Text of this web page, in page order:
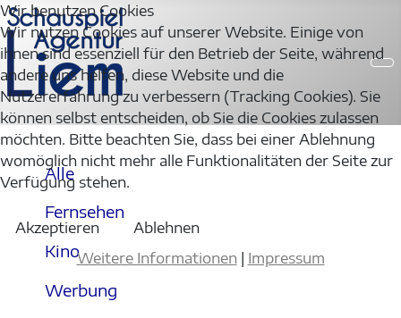
Alle
Fernsehen
Kino
Werbung
Wir benutzen Cookies
Wir nutzen Cookies auf unserer Website. Einige von
ihnen sind essenziell für den Betrieb der Seite, während
andere uns helfen, diese Website und die
Nutzererfahrung zu verbessern (Tracking Cookies). Sie
können selbst entscheiden, ob Sie die Cookies zulassen
möchten. Bitte beachten Sie, dass bei einer Ablehnung
womöglich nicht mehr alle Funktionalitäten der Seite zur
Verfügung stehen.
Akzeptieren
Ablehnen
Weitere Informationen
Impressum